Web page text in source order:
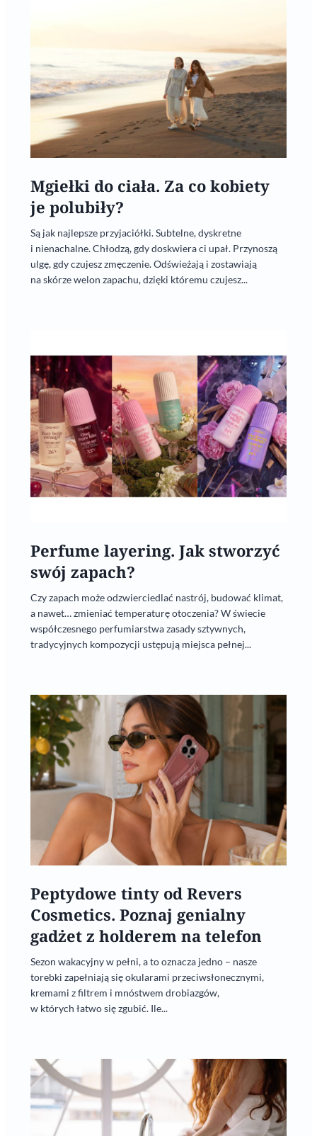
Mgiełki do ciała. Za co kobiety
je polubiły?
Są jak najlepsze przyjaciółki. Subtelne, dyskretne
i nienachalne. Chłodzą, gdy doskwiera ci upał. Przynoszą
ulgę, gdy czujesz zmęczenie. Odświeżają i zostawiają
na skórze welon zapachu, dzięki któremu czujesz...
Perfume layering. Jak stworzyć
swój zapach?
Czy zapach może odzwierciedlać nastrój, budować klimat,
a nawet… zmieniać temperaturę otoczenia? W świecie
współczesnego perfumiarstwa zasady sztywnych,
tradycyjnych kompozycji ustępują miejsca pełnej...
Peptydowe tinty od Revers
Cosmetics. Poznaj genialny
gadżet z holderem na telefon
Sezon wakacyjny w pełni, a to oznacza jedno – nasze
torebki zapełniają się okularami przeciwsłonecznymi,
kremami z filtrem i mnóstwem drobiazgów,
w których łatwo się zgubić. Ile...